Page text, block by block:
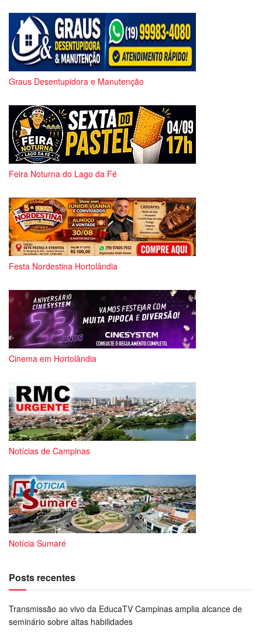
Graus Desentupidora e Manutenção
Feira Noturna do Lago da Fé
Festa Nordestina Hortolândia
Cinema em Hortolândia
Notícias de Campinas
Notícia Sumaré
Posts recentes
Transmissão ao vivo da EducaTV Campinas amplia alcance de
seminário sobre altas habilidades